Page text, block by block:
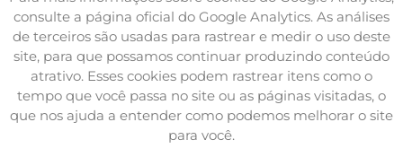
consulte a página oficial do Google Analytics. As análises
de terceiros são usadas para rastrear e medir o uso deste
site, para que possamos continuar produzindo conteúdo
atrativo. Esses cookies podem rastrear itens como o
tempo que você passa no site ou as páginas visitadas, o
que nos ajuda a entender como podemos melhorar o site
para você.